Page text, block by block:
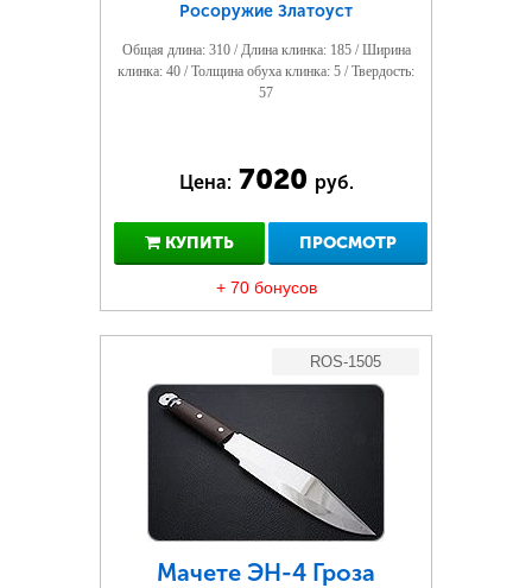
Росоружие Златоуст
Общая длина: 310 / Длина клинка: 185 / Ширина
клинка: 40 / Толщина обуха клинка: 5 / Твердость:
57
Цена: 7020 руб.
КУПИТЬ ПРОСМОТР
+ 70 бонусов
ROS-1505
Мачете ЭН-4 Гроза